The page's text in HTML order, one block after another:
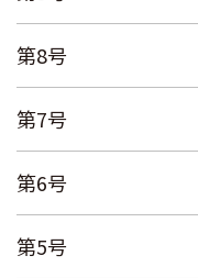
第8号
第7号
第6号
第5号